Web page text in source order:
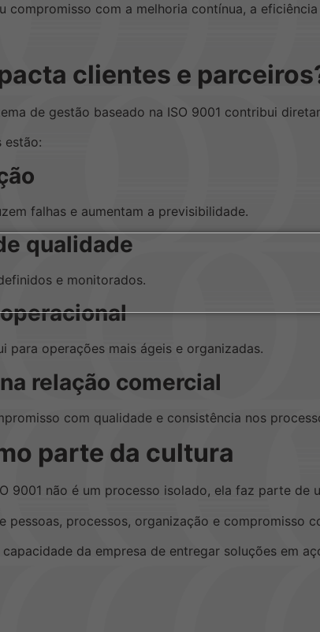
compromisso com a melhoria contínua, a
clientes e
de gestão baseado na ISO 9001 contribui
estão:
falhas e aumentam a previsibilidade.
qualidade
e monitorados.
para operações mais ágeis e organizadas.
relação comercial
com qualidade e consistência nos
parte da cultura
9001 não é um processo isolado, ela faz parte de
pessoas, processos, organização e compromisso
da empresa de entregar soluções em